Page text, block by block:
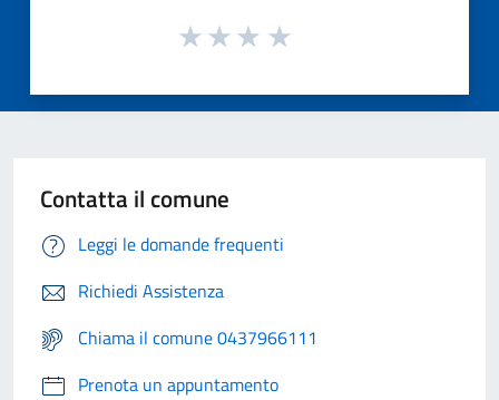
Contatta il comune
Leggi le domande frequenti
Richiedi Assistenza
Chiama il comune 0437966111
Prenota un appuntamento